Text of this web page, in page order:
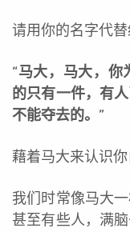
请用你的名字代
“马大，马大，你
的只有一件，有
不能夺去的。 ”
藉着马大来认识你
我们时常像马大
甚至有些人，满